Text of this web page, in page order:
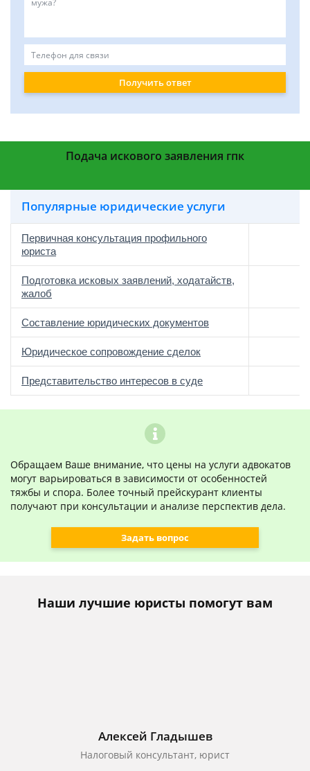
Получить ответ
Подача искового заявления гпк
Популярные юридические услуги
Первичная консультация профильного
юриста
Подготовка исковых заявлений, ходатайств,
жалоб
Составление юридических документов
Юридическое сопровождение сделок
Представительство интересов в суде
Обращаем Ваше внимание, что цены на услуги адвокатов
могут варьироваться в зависимости от особенностей
тяжбы и спора. Более точный прейскурант клиенты
получают при консультации и анализе перспектив дела.
Задать вопрос
Наши лучшие юристы помогут вам
Алексей Гладышев
Налоговый консультант, юрист